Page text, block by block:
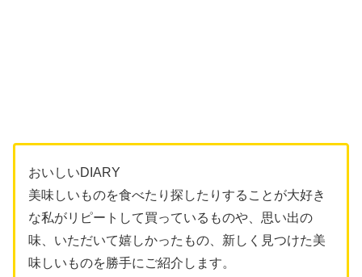
おいしいDIARY
美味しいものを食べたり探したりすることが大好き
な私がリピートして買っているものや、思い出の
味、いただいて嬉しかったもの、新しく見つけた美
味しいものを勝手にご紹介します。